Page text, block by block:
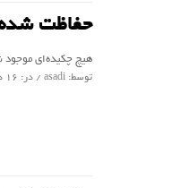
حفاظت
هیچ چکیده‌ای
توسط: asadi / در: 16 دسامبر 2014 / گروه :